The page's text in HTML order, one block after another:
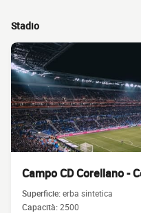
Stadio
Campo CD Corellano -
Superficie:erba sintetica
Capacità:2500